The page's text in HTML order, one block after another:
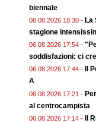
biennale
06.08.2026 18:30 - La
stagione
06.08.2026 17:54 -
soddisfazioni: ci
06.08.2026 17:44 -
Il
A
06.08.2026 17:21 -
al centrocampista
06.08.2026 17:14 - Il